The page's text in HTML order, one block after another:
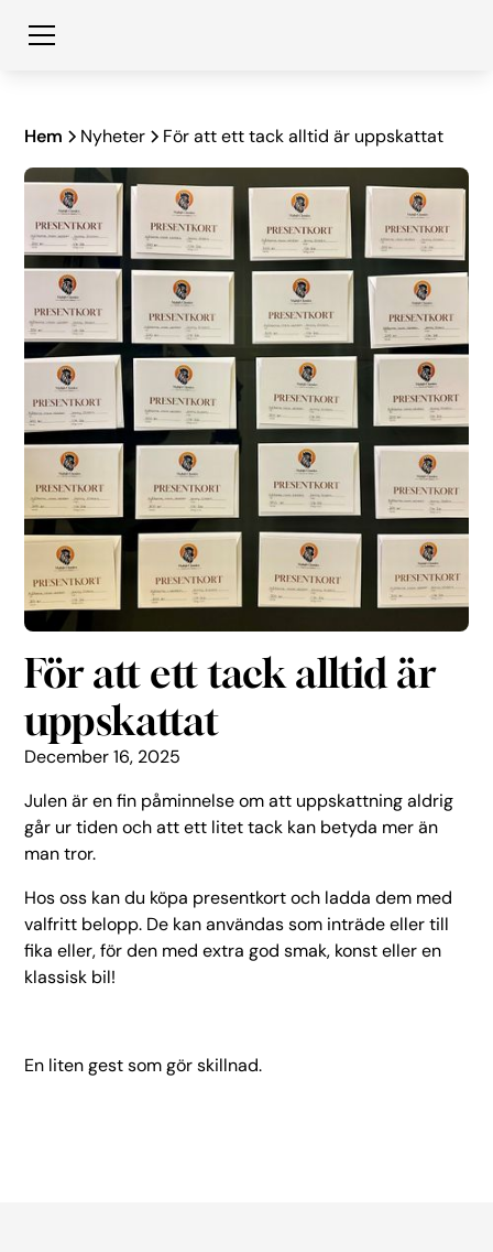
Hem Nyheter För att ett tack alltid är uppskattat
För att ett tack alltid är
uppskattat
December 16, 2025
Julen är en fin påminnelse om att uppskattning aldrig
går ur tiden och att ett litet tack kan betyda mer än
man tror.
Hos oss kan du köpa presentkort och ladda dem med
valfritt belopp. De kan användas som inträde eller till
fika eller, för den med extra god smak, konst eller en
klassisk bil!
En liten gest som gör skillnad.